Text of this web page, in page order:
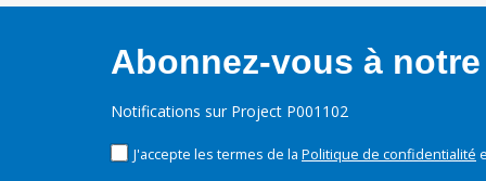
Abonnez-vous à
Notifications sur Project P001102
J'accepte les termes de la Politique de confidentialité